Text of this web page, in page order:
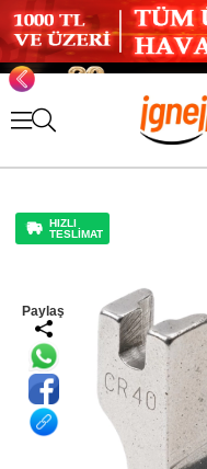
HIZLI
TESLİMAT
Paylaş